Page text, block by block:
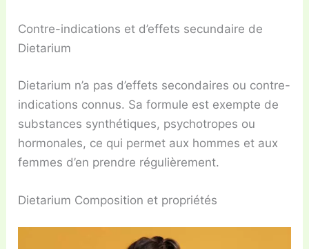
Contre-indications et d’effets secundaire de
Dietarium
Dietarium n’a pas d’effets secondaires ou contre-
indications connus. Sa formule est exempte de
substances synthétiques, psychotropes ou
hormonales, ce qui permet aux hommes et aux
femmes d’en prendre régulièrement.
Dietarium Composition et propriétés